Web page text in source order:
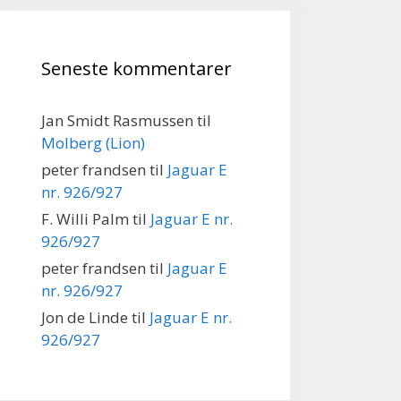
Seneste kommentarer
Jan Smidt Rasmussen til
Molberg (Lion)
peter frandsen til Jaguar E
nr. 926/927
F. Willi Palm til Jaguar E nr.
926/927
peter frandsen til Jaguar E
nr. 926/927
Jon de Linde til Jaguar E nr.
926/927